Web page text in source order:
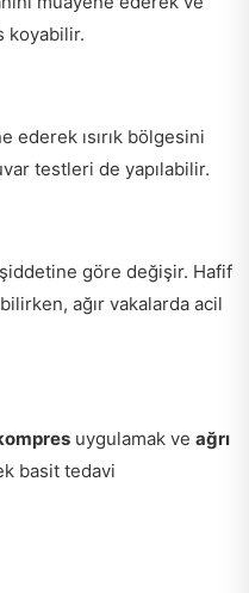
koyabilir.
ederek ısırık bölgesini
testleri de yapılabilir.
şiddetine göre değişir. Hafif
ağır vakalarda acil
uygulamak ve ağrı
basit tedavi